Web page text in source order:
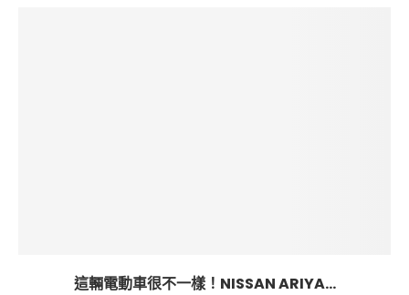
這輛電動車很不一樣！NISSAN ARIYA...